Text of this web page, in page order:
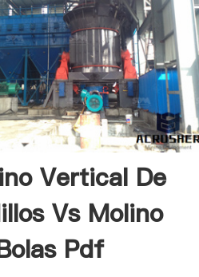
Vertical De
Vs Molino
Pdf